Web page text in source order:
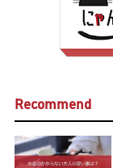
Recommend